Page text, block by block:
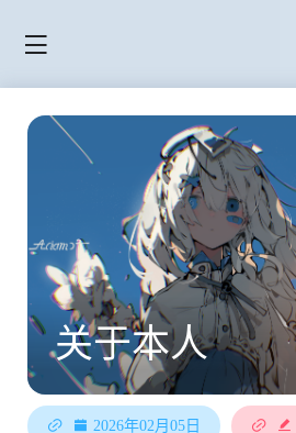
关于本人
2026年02月05日